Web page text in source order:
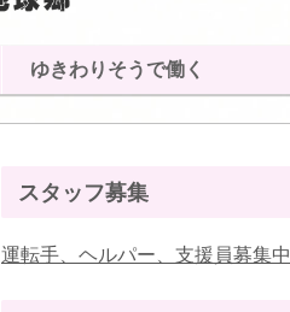
ゆきわりそうで働く
スタッフ募集
運転手、ヘルパー、支援員募集中